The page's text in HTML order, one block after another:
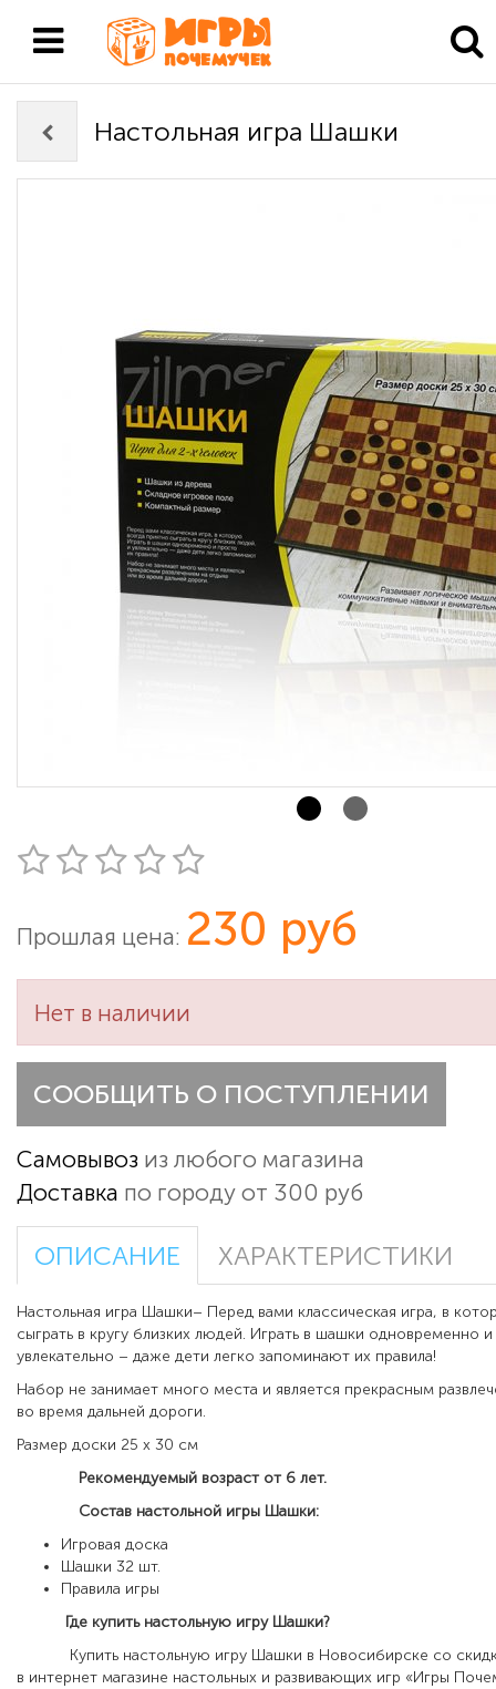
Настольная игра Шашки
Прошлая цена: 230 руб
Нет в наличии
СООБЩИТЬ О ПОСТУПЛЕНИИ
Самовывоз из любого магазина
Доставка по городу от 300 руб
ОПИСАНИЕ ХАРАКТЕРИСТИКИ
Настольная игра Шашки– Перед вами классическая игра, в
сыграть в кругу близких людей. Играть в шашки одновременно
увлекательно – даже дети легко запоминают их правила!
Набор не занимает много места и является прекрасным
во время дальней дороги.
Размер доски 25 х 30 см
Рекомендуемый возраст от 6 лет.
Состав настольной игры Шашки:
Игровая доска
Шашки 32 шт.
Правила игры
Где купить настольную игру Шашки?
Купить настольную игру Шашки в Новосибирске со
в интернет магазине настольных и развивающих игр «Игры